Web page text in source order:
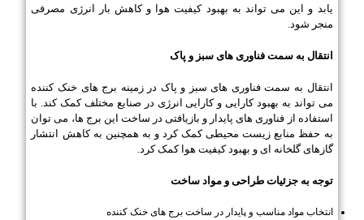
یابد و این می تواند به بهبود کیفیت هوا و کاهش بار انرژی مصرفی
منجر شود.
انتقال به سمت فناوری های سبز و پاک
انتقال به سمت فناوری های سبز و پاک در زمینه برج های خنک کننده
می تواند به بهبود کارایی و کارایی انرژی در صنایع مختلف کمک کند. با
استفاده از فناوری های پایدار و بازیافتی در ساخت این برج ها، می توان
به حفظ منابع زیست محیطی کمک کرد و به همچنین به کاهش انتشار
گازهای گلخانه ای و بهبود کیفیت هوا کمک کرد.
توجه به جزئیات طراحی و مواد ساخت
انتخاب مواد مناسب و پایدار در ساخت برج های خنک کننده